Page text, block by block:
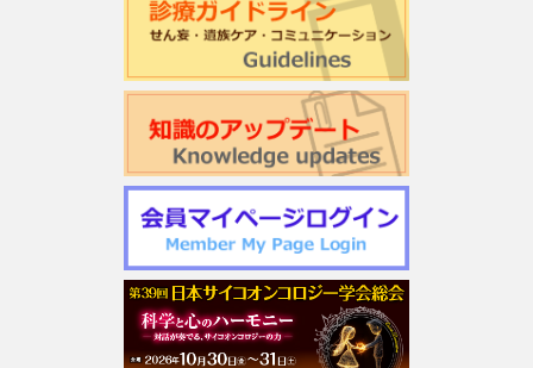
療法：基本スキル演習」研修会のご案内
2026年度学会開催CSTについて更新しました
第22回日本仏教看護・ビハーラ学会開催のお知らせ
第1回サイコオンコロジー×漢方 Webセミナー2026のご案内
令和7年度 日本がん相談研究会 第2回研修会開催のお知ら
週刊現代(3月2日号)精神腫瘍科特集記事について